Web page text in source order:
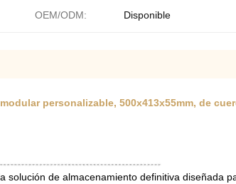
OEM/ODM: Disponible
personalizable, 500x413x55mm, de
solución de almacenamiento definitiva diseñada